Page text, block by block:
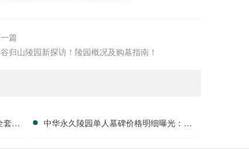
篇
归山陵园新探访！陵园概况及购墓指南！
套刻
中华永久陵园单人墓碑价格明细曝光：淡